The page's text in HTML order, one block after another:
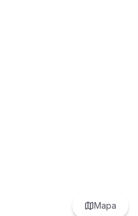
Mapa